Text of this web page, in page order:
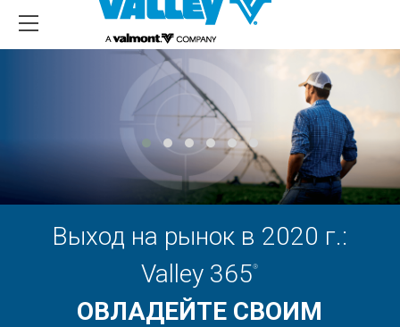
Выход на рынок в 2020 г.:
Valley 365®
ОВЛАДЕЙТЕ СВОИМ